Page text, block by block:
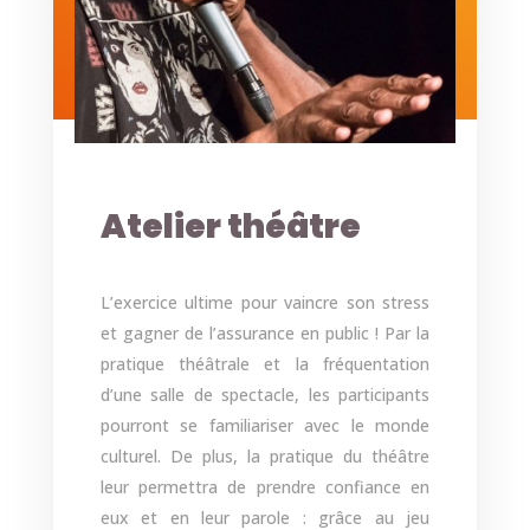
Atelier théâtre
L’exercice ultime pour vaincre son stress
et gagner de l’assurance en public ! Par la
pratique théâtrale et la fréquentation
d’une salle de spectacle, les participants
pourront se familiariser avec le monde
culturel. De plus, la pratique du théâtre
leur permettra de prendre confiance en
eux et en leur parole : grâce au jeu